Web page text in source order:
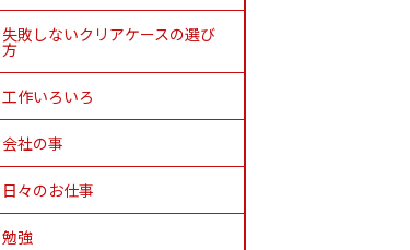
失敗しないクリアケースの選び
方
工作いろいろ
会社の事
日々のお仕事
勉強